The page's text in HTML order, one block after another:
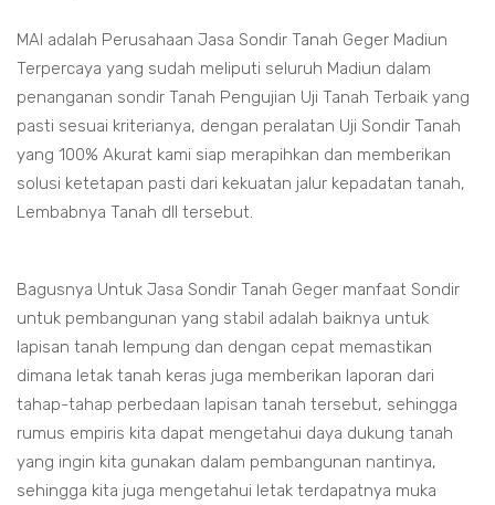
MAI adalah Perusahaan Jasa Sondir Tanah Geger Madiun
Terpercaya yang sudah meliputi seluruh Madiun dalam
penanganan sondir Tanah Pengujian Uji Tanah Terbaik yang
pasti sesuai kriterianya, dengan peralatan Uji Sondir Tanah
yang 100% Akurat kami siap merapihkan dan memberikan
solusi ketetapan pasti dari kekuatan jalur kepadatan tanah,
Lembabnya Tanah dll tersebut.
Bagusnya Untuk Jasa Sondir Tanah Geger manfaat Sondir
untuk pembangunan yang stabil adalah baiknya untuk
lapisan tanah lempung dan dengan cepat memastikan
dimana letak tanah keras juga memberikan laporan dari
tahap-tahap perbedaan lapisan tanah tersebut, sehingga
rumus empiris kita dapat mengetahui daya dukung tanah
yang ingin kita gunakan dalam pembangunan nantinya,
sehingga kita juga mengetahui letak terdapatnya muka